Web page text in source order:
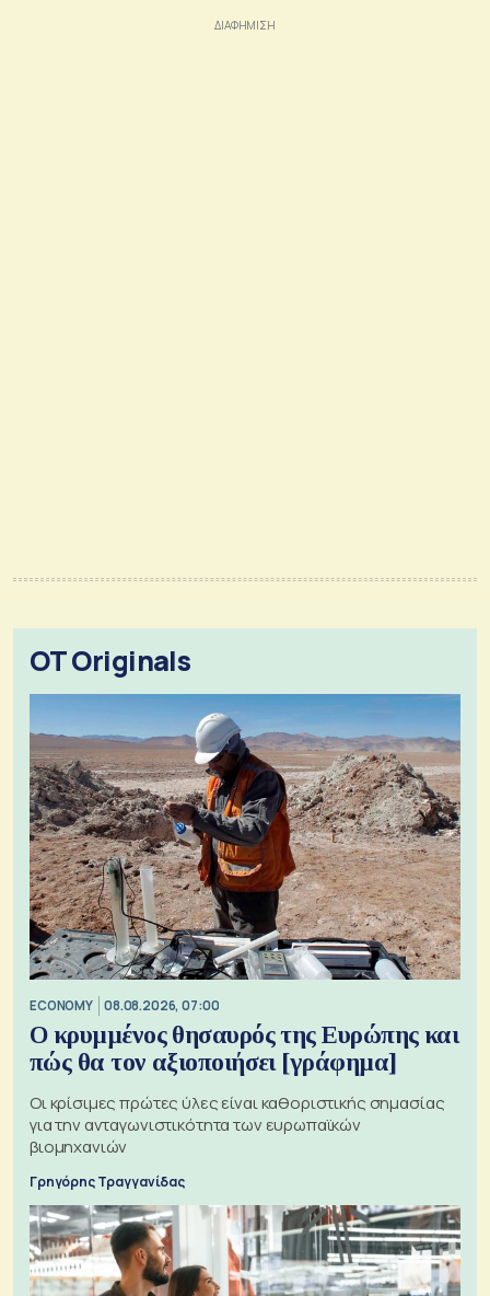
OT Originals
ECONOMY 08.08.2026, 07:00
Ο κρυμμένος θησαυρός της Ευρώπης και
πώς θα τον αξιοποιήσει [γράφημα]
Οι κρίσιμες πρώτες ύλες είναι καθοριστικής σημασίας
για την ανταγωνιστικότητα των ευρωπαϊκών
βιομηχανιών
Γρηγόρης Τραγγανίδας